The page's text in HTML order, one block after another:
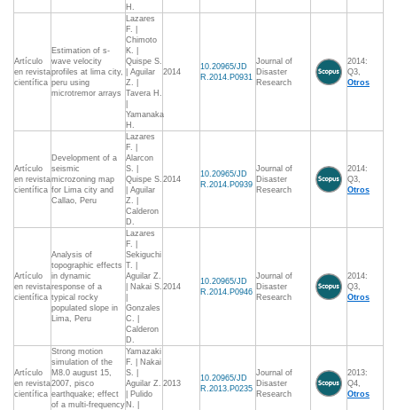
H.
Artículo
en revista
científica
Estimation of s-
wave velocity
profiles at lima city,
peru using
microtremor arrays
Lazares
F. |
Chimoto
K. |
Quispe S.
| Aguilar
Z. |
Tavera H.
Yamanaka
H.
2014
10.20965/JD
R.2014.P0931
Journal of
Disaster
Research
2014:
Q3,
Otros
Artículo
en revista
científica
Development of a
seismic
microzoning map
for Lima city and
Callao, Peru
Lazares
F. |
Alarcon
S. |
Quispe S.
| Aguilar
Z. |
Calderon
D.
2014
10.20965/JD
R.2014.P0939
Journal of
Disaster
Research
2014:
Q3,
Otros
Artículo
en revista
científica
Analysis of
topographic effects
in dynamic
response of a
typical rocky
populated slope in
Lima, Peru
Lazares
F. |
Sekiguchi
T. |
Aguilar Z.
| Nakai S.
Gonzales
C. |
Calderon
D.
2014
10.20965/JD
R.2014.P0946
Journal of
Disaster
Research
2014:
Q3,
Otros
Artículo
en revista
científica
Strong motion
simulation of the
M8.0 august 15,
2007, pisco
earthquake; effect
of a multi-frequency
Yamazaki
F. | Nakai
S. |
Aguilar Z.
| Pulido
N. |
2013
10.20965/JD
R.2013.P0235
Journal of
Disaster
Research
2013:
Q4,
Otros